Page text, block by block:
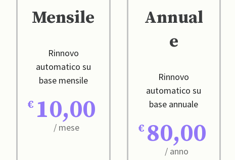
Mensile
Rinnovo
automatico su
base mensile
10,00
/ mese
Annual
e
Rinnovo
automatico su
base annuale
80,00
/ anno